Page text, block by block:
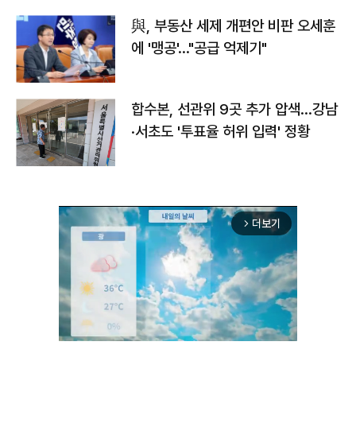
與, 부동산 세제 개편안 비판 오세훈
에 '맹공'…"공급 억제기"
합수본, 선관위 9곳 추가 압색…강남
·서초도 '투표율 허위 입력' 정황
arrow_forward_ios 더보기